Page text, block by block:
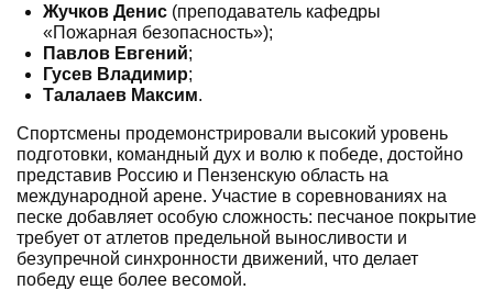
Жучков Денис (преподаватель кафедры
«Пожарная безопасность»);
Павлов Евгений;
Гусев Владимир;
Талалаев Максим.
Спортсмены продемонстрировали высокий уровень
подготовки, командный дух и волю к победе, достойно
представив Россию и Пензенскую область на
международной арене. Участие в соревнованиях на
песке добавляет особую сложность: песчаное покрытие
требует от атлетов предельной выносливости и
безупречной синхронности движений, что делает
победу еще более весомой.